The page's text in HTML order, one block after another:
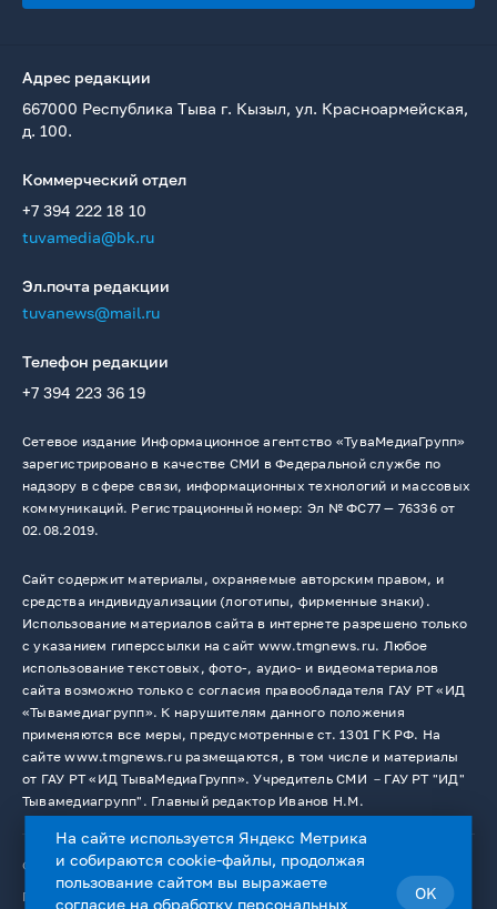
Адрес редакции
667000 Республика Тыва г. Кызыл, ул. Красноармейская,
д. 100.
Коммерческий отдел
+7 394 222 18 10
tuvamedia@bk.ru
Эл.почта редакции
tuvanews@mail.ru
Телефон редакции
+7 394 223 36 19
Сетевое издание Информационное агентство «ТуваМедиаГрупп»
зарегистрировано в качестве СМИ в Федеральной службе по
надзору в сфере связи, информационных технологий и массовых
коммуникаций. Регистрационный номер: Эл № ФС77 — 76336 от
02.08.2019.
Сайт содержит материалы, охраняемые авторским правом, и
средства индивидуализации (логотипы, фирменные знаки).
Использование материалов сайта в интернете разрешено только
с указанием гиперссылки на сайт www.tmgnews.ru. Любое
использование текстовых, фото-, аудио- и видеоматериалов
сайта возможно только с согласия правообладателя ГАУ РТ «ИД
«Тывамедиагрупп». К нарушителям данного положения
применяются все меры, предусмотренные ст. 1301 ГК РФ. На
сайте www.tmgnews.ru размещаются, в том числе и материалы
от ГАУ РТ «ИД ТываМедиаГрупп». Учредитель СМИ －ГАУ РТ "ИД"
Тывамедиагрупп". Главный редактор Иванов Н.М.
© 2026. Все права защищены.
12+
Пользовательское соглашение
На сайте используется Яндекс Метрика
и собираются cookie-файлы, продолжая
пользование сайтом вы выражаете
согласие наобработку персональных
OK